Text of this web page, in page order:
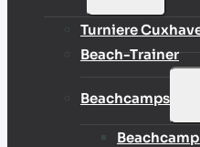
Turniere
Beach-Trainer
Beachcamps